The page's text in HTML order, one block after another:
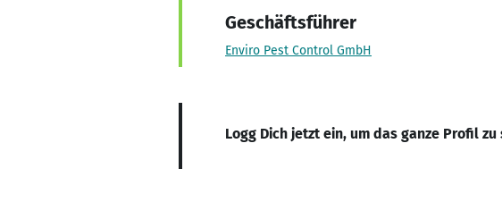
Geschäftsführer
Enviro Pest Control GmbH
Logg Dich jetzt ein, um das ganze Profil zu